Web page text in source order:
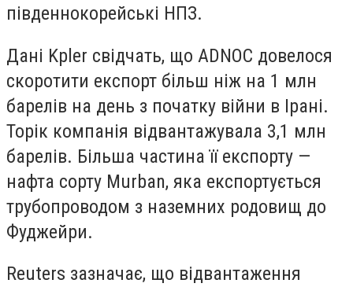
південнокорейські НПЗ.
Дані Kpler свідчать, що ADNOC довелося
скоротити експорт більш ніж на 1 млн
барелів на день з початку війни в Ірані.
Торік компанія відвантажувала 3,1 млн
барелів. Більша частина її експорту —
нафта сорту Murban, яка експортується
трубопроводом з наземних родовищ до
Фуджейри.
Reuters зазначає, що відвантаження